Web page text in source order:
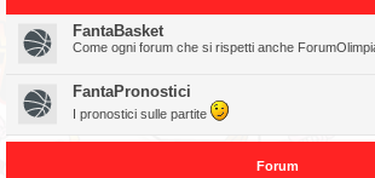
FantaBasket
Come ogni forum che si rispetti anche
FantaPronostici
I pronostici sulle partite
Forum